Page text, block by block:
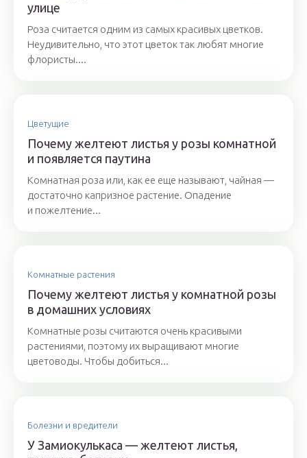
улице
Роза считается одним из самых красивых цветков.
Неудивительно, что этот цветок так любят многие
флористы....
Цветущие
Почему желтеют листья у розы комнатной
и появляется паутина
Комнатная роза или, как ее еще называют, чайная —
достаточно капризное растение. Опадение
и пожелтение...
Комнатные растения
Почему желтеют листья у комнатной розы
в домашних условиях
Комнатные розы считаются очень красивыми
растениями, поэтому их выращивают многие
цветоводы. Чтобы добиться...
Болезни и вредители
У Замиокулькаса — желтеют листья,